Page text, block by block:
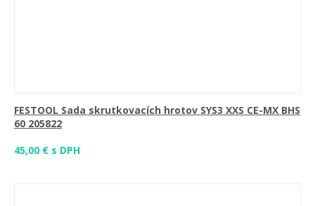
FESTOOL Sada skrutkovacích hrotov SYS3 XXS CE-MX BHS
60 205822
45,00 € s DPH